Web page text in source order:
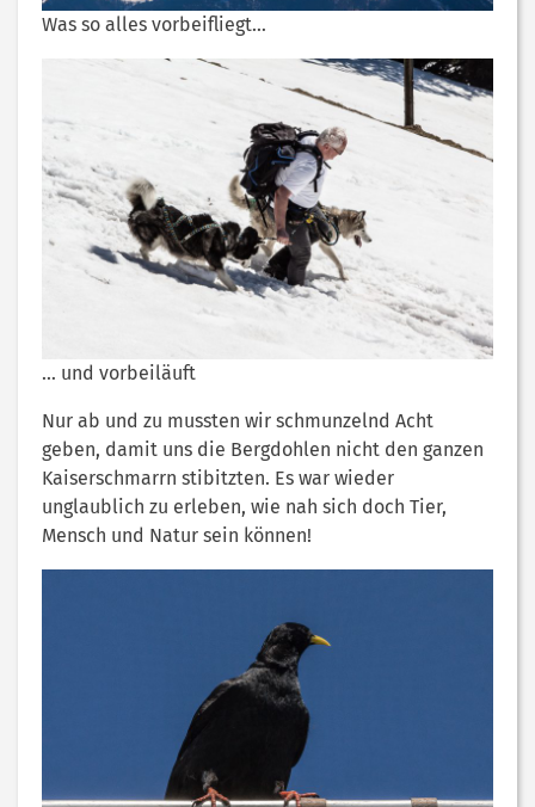
Was so alles vorbeifliegt…
… und vorbeiläuft
Nur ab und zu mussten wir schmunzelnd Acht
geben, damit uns die Bergdohlen nicht den ganzen
Kaiserschmarrn stibitzten. Es war wieder
unglaublich zu erleben, wie nah sich doch Tier,
Mensch und Natur sein können!